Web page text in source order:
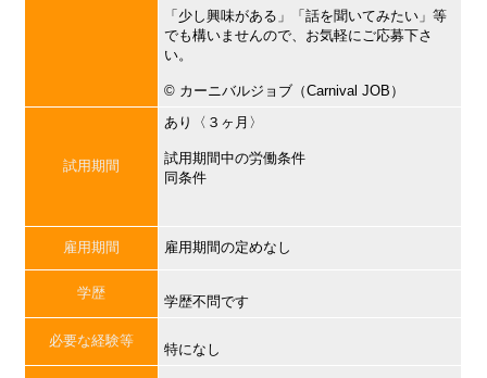
「少し興味がある」「話を聞いてみたい」等
でも構いませんので、お気軽にご応募下さ
い。
©︎ カーニバルジョブ（Carnival JOB）
試用期間
あり〈３ヶ月〉
試用期間中の労働条件
同条件
雇用期間 雇用期間の定めなし
学歴
学歴不問です
必要な経験等
特になし